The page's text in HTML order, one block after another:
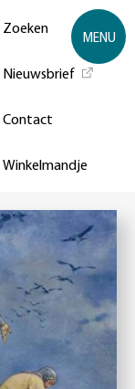
Zoeken
Nieuwsbrief
Contact
Winkelmandje
MENU